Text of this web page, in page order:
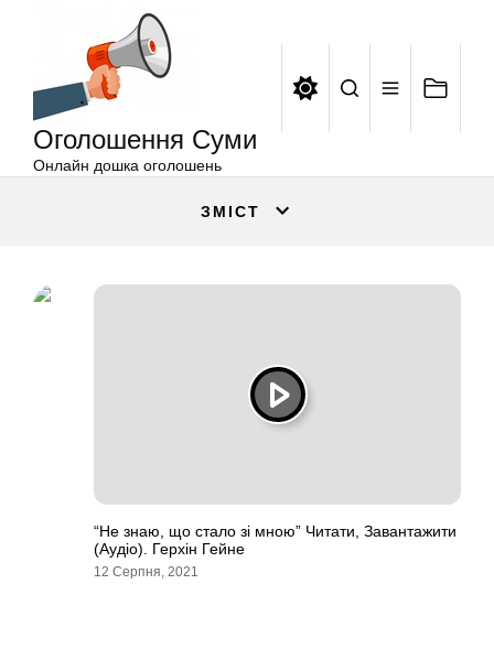
Оголошення Суми
Онлайн дошка оголошень
ЗМІСТ
“Не знаю, що стало зі мною” Читати, Завантажити
(Аудіо). Герхін Гейне
12 Серпня, 2021